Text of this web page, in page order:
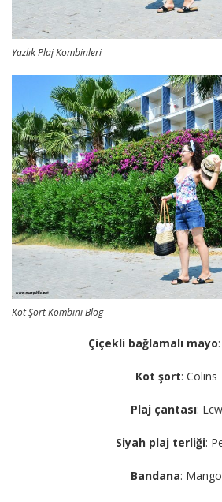
Yazlık Plaj Kombinleri
Kot Şort Kombini Blog
Çiçekli bağlamalı mayo
Kot şort: Colins
Plaj çantası: Lcw
Siyah plaj terliği:
Bandana: Mango